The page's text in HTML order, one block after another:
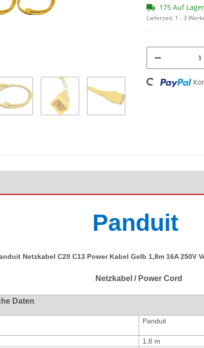
175 Auf Lager
Lieferzeit: 1 - 3
Loading...
Panduit
Netzkabel C20 C13 Power Kabel Gelb 1,8m 16A 250V
Netzkabel / Power Cord
Daten
Panduit
1,8 m